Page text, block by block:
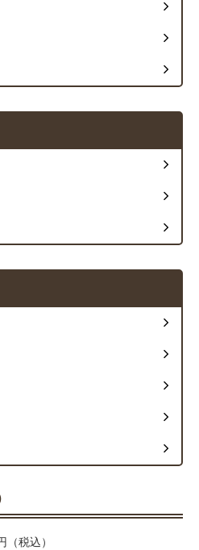
税込）